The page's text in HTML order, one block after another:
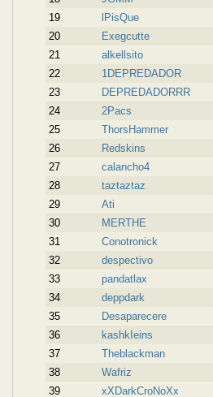
19
lPisQue
20
Exegcutte
21
alkellsito
22
1DEPREDADOR
23
DEPREDADORRR
24
2Pacs
25
ThorsHammer
26
Redskins
27
calancho4
28
taztaztaz
29
Ati
30
MERTHE
31
Conotronick
32
despectivo
33
pandatlax
34
deppdark
35
Desaparecere
36
kashkIeins
37
Theblackman
38
Wafriz
39
xXDarkCroNoXx